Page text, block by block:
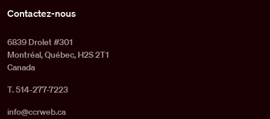
Contactez-nous
6839 Drolet #301
Montréal, Québec, H2S 2T1
Canada
T. 514-277-7223
info@ccrweb.ca